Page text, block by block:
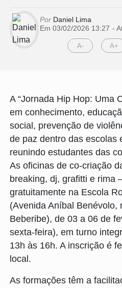
Por Daniel Lima
Em 03/02/2026 13:27 -
A- A+
A “Jornada Hip Hop: Uma
em conhecimento,
social, prevenção de
de paz dentro das escolas
reunindo estudantes das
As oficinas de co-criação
breaking, dj, grafitti e rima
gratuitamente na Escola
(Avenida Aníbal Benévolo,
Beberibe), de 03 a 06 de
sexta-feira), em turno
13h às 16h. A inscrição é
local.
As formações têm a